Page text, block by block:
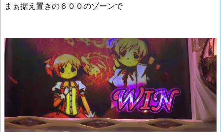
まぁ据え置きの６００のゾーンで